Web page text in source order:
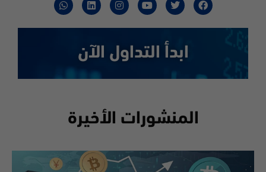
ابدأ التداول الآن
المنشورات الأخيرة